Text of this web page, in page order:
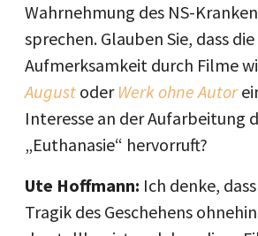
Wahrnehmung des NS-
sprechen. Glauben Sie, dass
Aufmerksamkeit durch Filme
August oder Werk ohne Autor
Interesse an der Aufarbeitung
„Euthanasie“ hervorruft?
Ute Hoffmann: Ich denke,
Tragik des Geschehens